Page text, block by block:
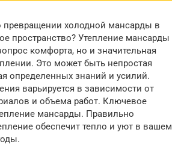
превращении холодной мансарды в
пространство? Утепление мансарды
комфорта, но и значительная
Это может быть непростая
определенных знаний и усилий.
варьируется в зависимости от
и объема работ. Ключевое
мансарды. Правильно
обеспечит тепло и уют в вашем